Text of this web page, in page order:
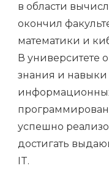
в области
окончил
математики и
В университете
знания и навыки
успешно
достигать
IT.